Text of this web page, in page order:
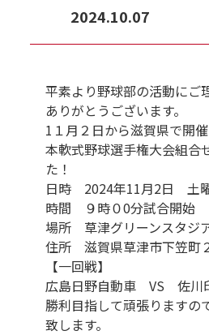
2024.10.07
平素より野球部の活動にご
ありがとうございます。
1１月２日から滋賀県で開
本軟式野球選手権大会組合
た！
日時 2024年11月2日 土
時間 ９時０0分試合開始
場所 草津グリーンスタジ
住所 滋賀県草津市下笠町
【一回戦】
広島日野自動車 VS 佐川
勝利目指して頑張りますの
致します。